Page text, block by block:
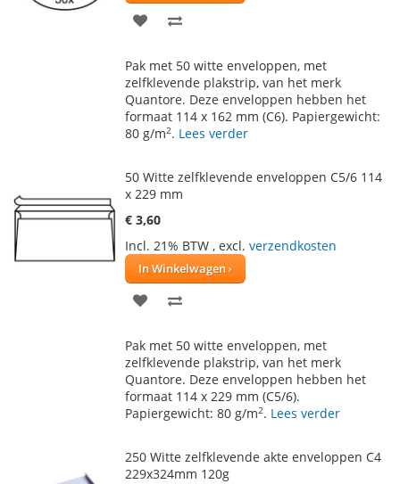
VOEG
AAN
VERLANGLIJST
TE
VERGELIJKEN
Pak met 50 witte enveloppen, met
zelfklevende plakstrip, van het merk
Quantore. Deze enveloppen hebben het
formaat 114 x 162 mm (C6). Papiergewicht:
80 g/m2. Lees verder
50 Witte zelfklevende enveloppen C5/6 114
x 229 mm
€ 3,60
Incl. 21% BTW , excl. verzendkosten
In Winkelwagen
VOEG
AAN
VERLANGLIJST
TE
VERGELIJKEN
Pak met 50 witte enveloppen, met
zelfklevende plakstrip, van het merk
Quantore. Deze enveloppen hebben het
formaat 114 x 229 mm (C5/6).
Papiergewicht: 80 g/m2. Lees verder
250 Witte zelfklevende akte enveloppen C4
229x324mm 120g